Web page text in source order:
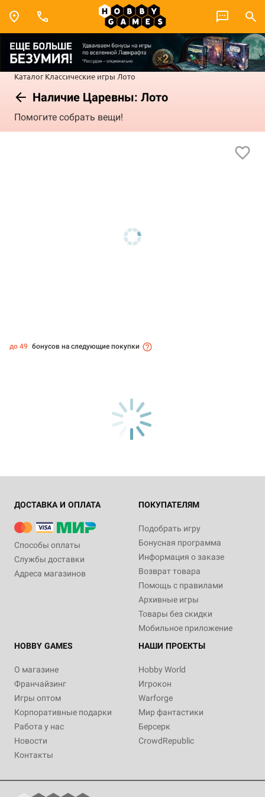
Каталог Классические игры Лото
Наличие Царевны: Лото
Помогите собрать вещи!
до 49 бонусов на следующие покупки
ДОСТАВКА И ОПЛАТА
Способы оплаты
Службы доставки
Адреса магазинов
ПОКУПАТЕЛЯМ
Подобрать игру
Бонусная программа
Информация о заказе
Возврат товара
Помощь с правилами
Архивные игры
Товары без скидки
Мобильное приложение
HOBBY GAMES
О магазине
Франчайзинг
Игры оптом
Корпоративные подарки
Работа у нас
Новости
Контакты
НАШИ ПРОЕКТЫ
Hobby World
Игрокон
Warforge
Мир фантастики
Берсерк
CrowdRepublic